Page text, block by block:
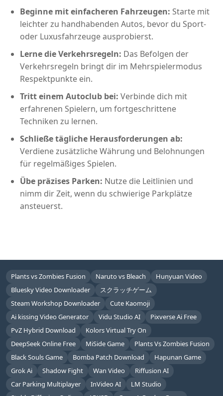
Beginne mit einfacheren Fahrzeugen: Starte mit
leichter zu handhabenden Autos, bevor du Sport-
oder Luxusfahrzeuge ausprobierst.
Lerne die Verkehrsregeln: Das Befolgen der
Verkehrsregeln bringt dir im Mehrspielermodus
Respektpunkte ein.
Tritt einem Autoclub bei: Verbinde dich mit
erfahrenen Spielern, um fortgeschrittene
Techniken zu lernen.
Schließe tägliche Herausforderungen ab:
Verdiene zusätzliche Währung und Belohnungen
für regelmäßiges Spielen.
Übe präzises Parken: Nutze die Leitlinien und
nimm dir Zeit, wenn du schwierige Parkplätze
ansteuerst.
Plants vs Zombies Fusion Naruto vs Bleach
Hunyuan Video
Bluesky Video Downloader
スクラッチゲーム
Steam Workshop Downloader
Cute Kaomoji
Ai kissing Video Generator
Vidu Studio AI
Pixverse Ai Free
PvZ Hybrid Download
Kolors Virtual Try On
DeepSeek Online Free
MiSide Game
Plants Vs Zombies Fusion
Black Souls Game
Bomba Patch Download
Hapunan Game
Grok Ai
Shadow Fight Wan Video
Riffusion AI
Car Parking Multiplayer
InVideo AI
LM Studio